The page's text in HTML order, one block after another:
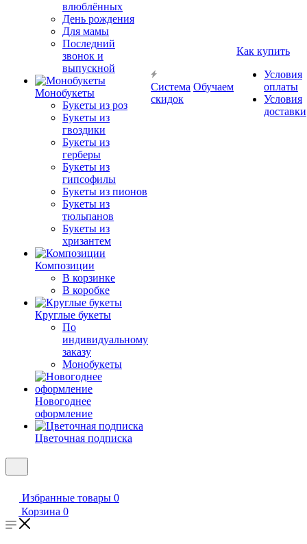
влюблённых
День рождения
Для мамы
Последний
звонок и
выпускной
Монобукеты
Букеты из роз
Букеты из
гвоздики
Букеты из
герберы
Букеты из
гипсофилы
Букеты из пионов
Букеты из
тюльпанов
Букеты из
хризантем
Композиции
В корзинке
В коробке
Круглые букеты
По
индивидуальному
заказу
Монобукеты
Новогоднее
оформление
Цветочная подписка
Система
скидок
Обучаем
Как купить
Условия
оплаты
Условия
доставки
Избранные товары 0
Корзина 0